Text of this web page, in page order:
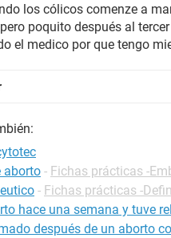
los cólicos comenze a
poquito después al
el medico por que tengo
aborto - Fichas prácticas -
- Fichas prácticas -
hace una semana y tuve
después de un aborto